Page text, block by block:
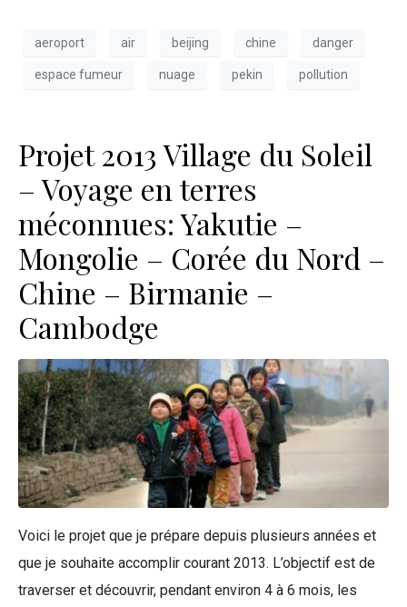
aeroport air beijing chine danger
espace fumeur nuage pekin pollution
Projet 2013 Village du Soleil
– Voyage en terres
méconnues: Yakutie –
Mongolie – Corée du Nord –
Chine – Birmanie –
Cambodge
Voici le projet que je prépare depuis plusieurs années et
que je souhaite accomplir courant 2013. L’objectif est de
traverser et découvrir, pendant environ 4 à 6 mois, les